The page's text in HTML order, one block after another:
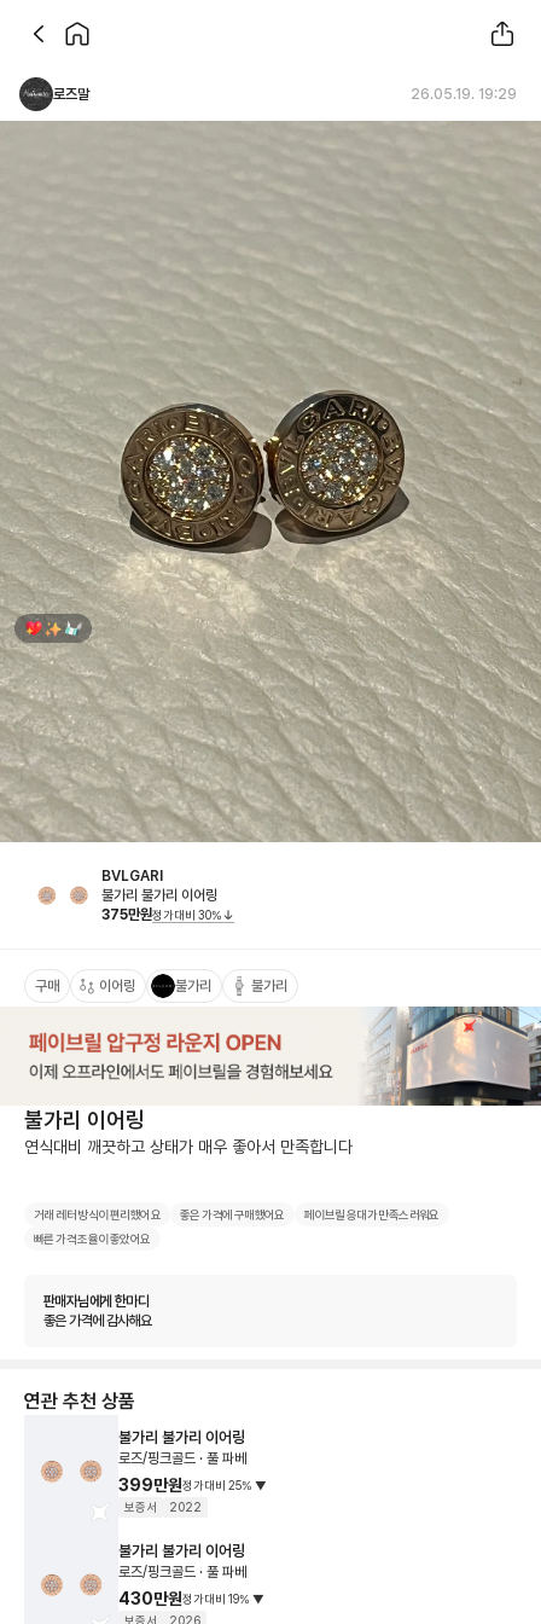
로즈말 26.05.19. 19:29
BVLGARI
불가리 불가리 이어링
375만원정가대비 30%
구매 이어링 불가리 불가리
불가리 이어링
연식대비 깨끗하고 상태가 매우 좋아서 만족합니다
거래 레터 방식이 편리했어요 좋은 가격에 구매했어요
페이브릴 응대가 만족스러워요
빠른 가격 조율이 좋았어요
판매자님에게 한마디
좋은 가격에 감사해요
연관 추천 상품
불가리 불가리 이어링
로즈/핑크골드 · 풀 파베
399만원정가대비 25% ▼
보증서
2022
불가리 불가리 이어링
로즈/핑크골드 · 풀 파베
430만원정가대비 19% ▼
보증서
2026